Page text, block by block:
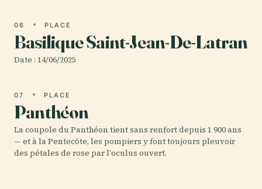
06 PLACE
Basilique Saint-Jean-De-Latran
Date : 14/06/2025
07 PLACE
Panthéon
La coupole du Panthéon tient sans renfort depuis 1 900 ans
— et à la Pentecôte, les pompiers y font toujours pleuvoir
des pétales de rose par l'oculus ouvert.